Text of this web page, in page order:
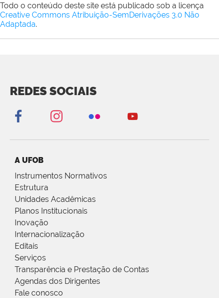
Todo o conteúdo deste site está publicado sob a licença
Creative Commons Atribuição-SemDerivações 3.0 Não
Adaptada.
REDES SOCIAIS
A UFOB
Instrumentos Normativos
Estrutura
Unidades Acadêmicas
Planos Institucionais
Inovação
Internacionalização
Editais
Serviços
Transparência e Prestação de Contas
Agendas dos Dirigentes
Fale conosco